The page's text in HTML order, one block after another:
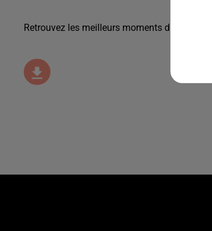
Retrouvez les meilleurs moments du 7-10